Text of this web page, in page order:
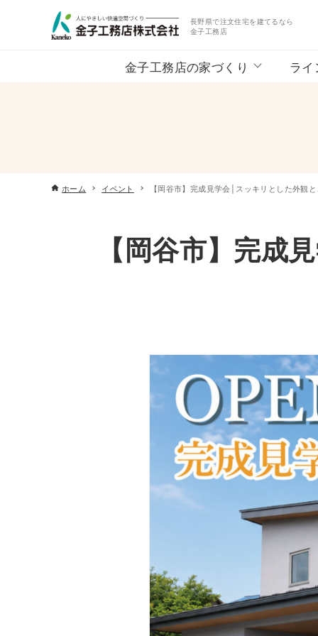
長野県で注文住宅を建てるなら
金子工務店
金子工務店の家づくり ラ
ホーム イベント 【岡谷市】完成見学会│スッキリとした外観
【岡谷市】完成